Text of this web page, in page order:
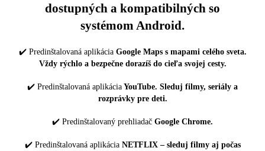
dostupných a kompatibilných so
systémom Android.
✔️ Predinštalovaná aplikácia Google Maps s mapami celého sveta.
Vždy rýchlo a bezpečne dorazíš do cieľa svojej cesty.
✔️ Predinštalovaná aplikácia YouTube. Sleduj filmy, seriály a
rozprávky pre deti.
✔️ Predinštalovaný prehliadač Google Chrome.
✔️ Predinštalovaná aplikácia NETFLIX – sleduj filmy aj počas